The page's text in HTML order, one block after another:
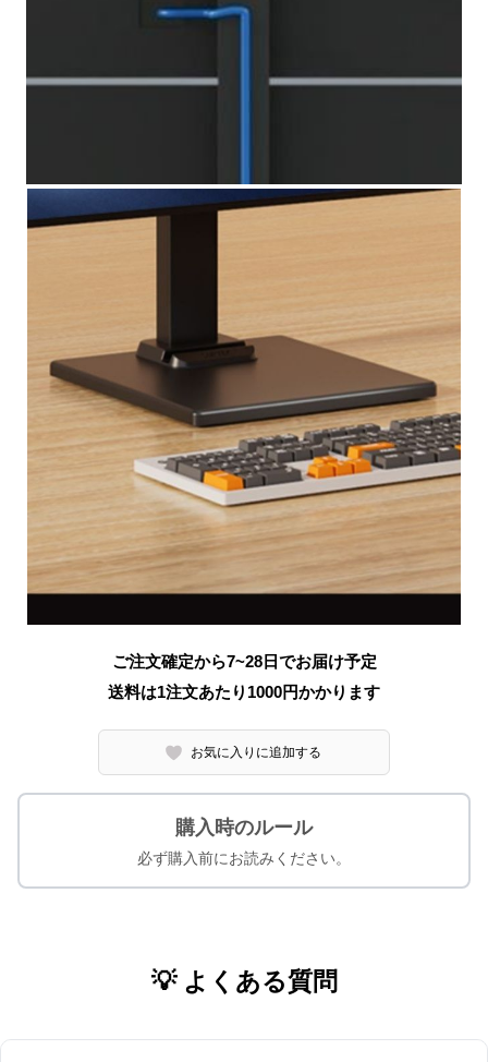
ご注文確定から7~28日でお届け予定
送料は1注文あたり 1000円かかります
お気に入りに追加する
購入時のルール
必ず購入前にお読みください。
💡 よくある質問